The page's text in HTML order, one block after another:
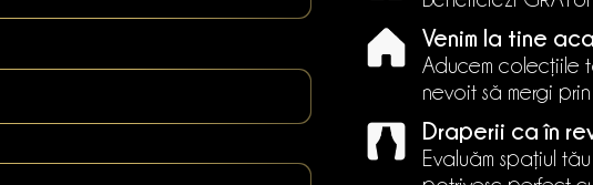
Venim la tine
Aducem colecțiile
nevoit să mergi
Draperii ca în
Evaluăm spațiul